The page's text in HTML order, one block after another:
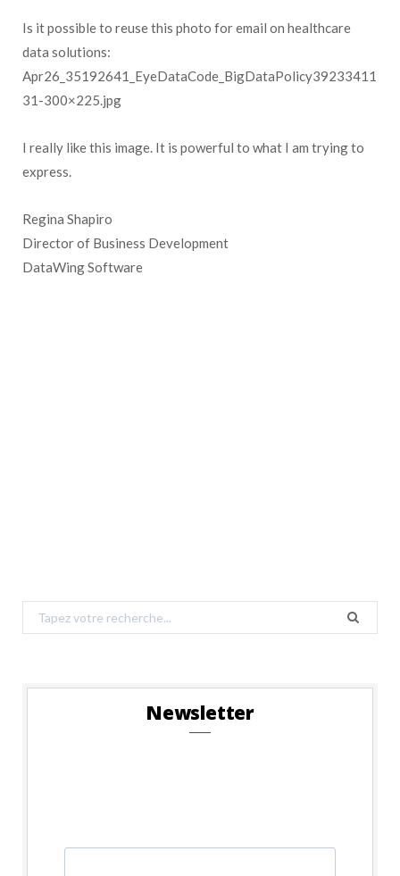
Is it possible to reuse this photo for email on healthcare
data solutions:
Apr26_35192641_EyeDataCode_BigDataPolicy39233411
31-300×225.jpg
I really like this image. It is powerful to what I am trying to
express.
Regina Shapiro
Director of Business Development
DataWing Software
Search
for:
Newsletter